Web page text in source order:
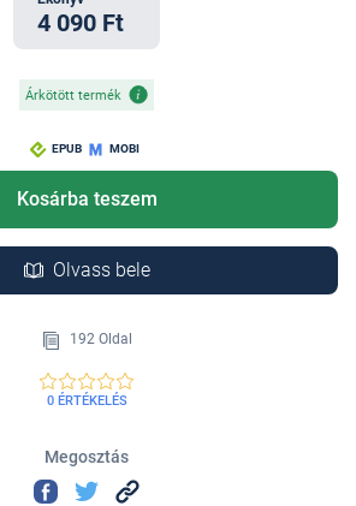
4 090 Ft
Árkötött termék
EPUB MOBI
Kosárba teszem
Olvass bele
192 Oldal
0 ÉRTÉKELÉS
Megosztás